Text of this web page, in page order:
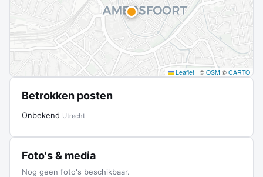
Leaflet | © OSM © CARTO
Betrokken posten
Onbekend Utrecht
Foto's & media
Nog geen foto's beschikbaar.